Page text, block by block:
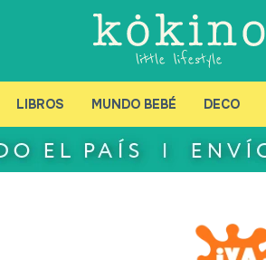
LIBROS MUNDO BEBÉ DECO